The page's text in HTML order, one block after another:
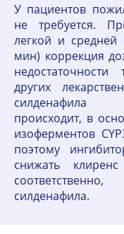
У пациентов
не требуется.
легкой и средней
мин) коррекция
других
силденафила
происходит, в
изоферментов
поэтому
снижать
силденафила.